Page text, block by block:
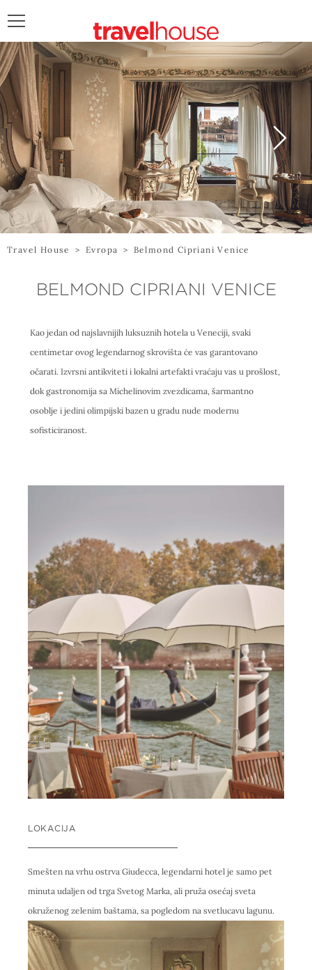
POŠALJITE UPIT
Travel House > Evropa > Belmond Cipriani Venice
BELMOND CIPRIANI VENICE
Kao jedan od najslavnijih luksuznih hotela u Veneciji, svaki
centimetar ovog legendarnog skrovišta će vas garantovano
očarati. Izvrsni antikviteti i lokalni artefakti vraćaju vas u prošlost,
dok gastronomija sa Michelinovim zvezdicama, šarmantno
osoblje i jedini olimpijski bazen u gradu nude modernu
sofisticiranost.
LOKACIJA
Smešten na vrhu ostrva Giudecca, legendarni hotel je samo pet
minuta udaljen od trga Svetog Marka, ali pruža osećaj sveta
okruženog zelenim baštama, sa pogledom na svetlucavu lagunu.